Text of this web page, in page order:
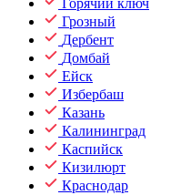
Горячий ключ
Грозный
Дербент
Домбай
Ейск
Избербаш
Казань
Калининград
Каспийск
Кизилюрт
Краснодар